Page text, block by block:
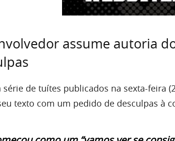
assume autoria
série de tuítes publicados na sexta-feira
texto com um pedido de desculpas à